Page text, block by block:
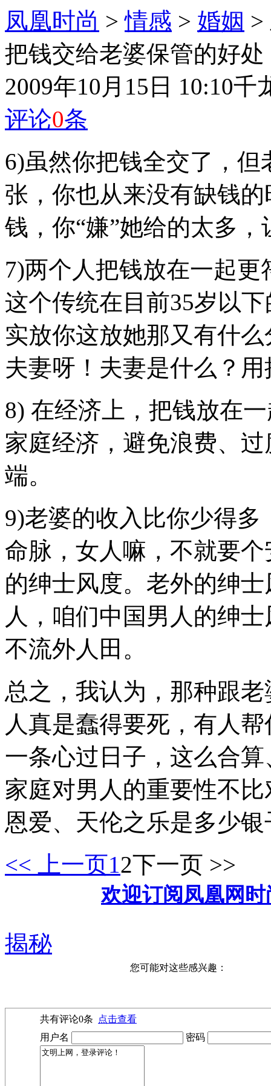
凤凰时尚 >情感 > 婚姻 >
把钱交给老婆保管的好处
2009年10月15日 10:10千
评论0条
6)虽然你把钱全交了，
张，你也从来没有缺钱
钱，你“嫌”她给的太多
7)两个人把钱放在一起
这个传统在目前35岁以
实放你这放她那又有什
夫妻呀！夫妻是什么？
8) 在经济上，把钱放在
家庭经济，避免浪费、
端。
9)老婆的收入比你少得
命脉，女人嘛，不就要
的绅士风度。老外的绅
人，咱们中国男人的绅
不流外人田。
总之，我认为，那种跟
人真是蠢得要死，有人
一条心过日子，这么合
家庭对男人的重要性不
恩爱、天伦之乐是多少
<< 上一页12下一页 >>
欢迎订阅凤凰网
揭秘
您可能对这些感兴趣：
共有评论0条
点击查看
用户名
密码